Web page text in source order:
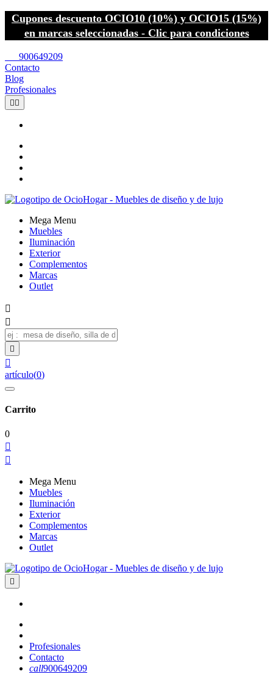
Cupones descuento OCIO10 (10%) y OCIO15 (15%)
en marcas seleccionadas - Clic para condiciones
900649209
Contacto
Blog
Profesionales
 
Mega Menu
Muebles
Iluminación
Exterior
Complementos
Marcas
Outlet




artículo(0)
Carrito
0


Mega Menu
Muebles
Iluminación
Exterior
Complementos
Marcas
Outlet

Profesionales
Contacto
call900649209